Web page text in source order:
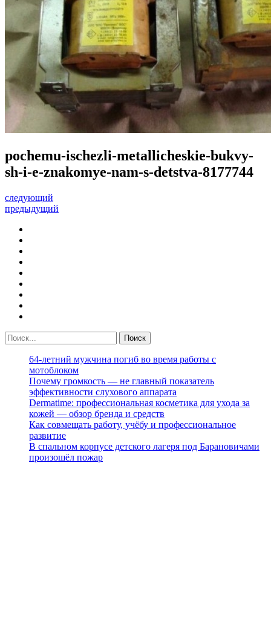
pochemu-ischezli-metallicheskie-bukvy-
sh-i-e-znakomye-nam-s-detstva-8177744
следующий
предыдущий
64-летний мужчина погиб во время работы с
мотоблоком
Почему громкость — не главный показатель
эффективности слухового аппарата
Dermatime: профессиональная косметика для ухода за
кожей — обзор бренда и средств
Как совмещать работу, учёбу и профессиональное
развитие
В спальном корпусе детского лагеря под Барановичами
произошёл пожар